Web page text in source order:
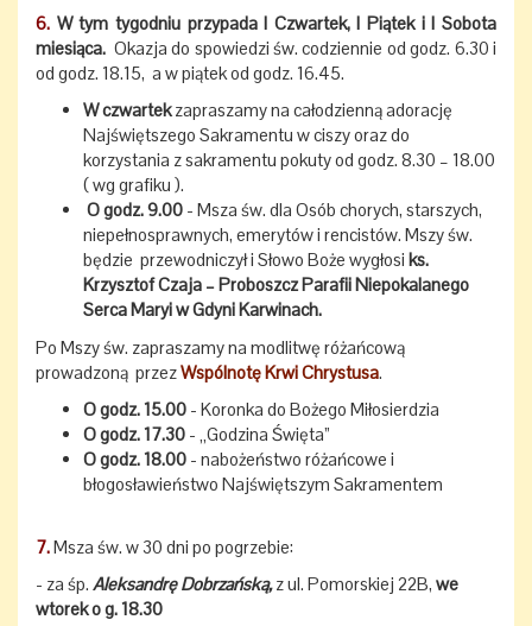
6. W tym tygodniu przypada I Czwartek, I Piątek i I Sobota
miesiąca. Okazja do spowiedzi św. codziennie od godz. 6.30 i
od godz. 18.15, a w piątek od godz. 16.45.
W czwartekzapraszamy na całodzienną adorację
Najświętszego Sakramentu w ciszy oraz do
korzystania z sakramentu pokuty od godz. 8.30 – 18.00
( wg grafiku ).
O godz. 9.00 - Msza św. dla Osób chorych, starszych,
niepełnosprawnych, emerytów i rencistów. Mszy św.
będzie przewodniczył i Słowo Boże wygłosi ks.
Krzysztof Czaja – Proboszcz Parafii Niepokalanego
Serca Maryi w Gdyni Karwinach.
Po Mszy św. zapraszamy na modlitwę różańcową
prowadzoną przezWspólnotę Krwi Chrystusa.
O godz. 15.00 - Koronka do Bożego Miłosierdzia
O godz. 17.30 - „Godzina Święta”
O godz. 18.00 - nabożeństwo różańcowe i
błogosławieństwo Najświętszym Sakramentem
7.Msza św. w 30 dni po pogrzebie:
- za śp. Aleksandrę Dobrzańską,z ul. Pomorskiej 22B, we
wtorek o g. 18.30